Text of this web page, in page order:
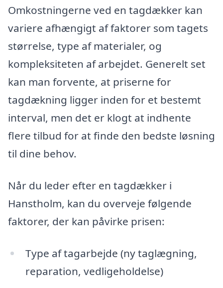
Omkostningerne ved en tagdækker kan
variere afhængigt af faktorer som tagets
størrelse, type af materialer, og
kompleksiteten af arbejdet. Generelt set
kan man forvente, at priserne for
tagdækning ligger inden for et bestemt
interval, men det er klogt at indhente
flere tilbud for at finde den bedste løsning
til dine behov.
Når du leder efter en tagdækker i
Hanstholm, kan du overveje følgende
faktorer, der kan påvirke prisen:
Type af tagarbejde (ny taglægning,
reparation, vedligeholdelse)